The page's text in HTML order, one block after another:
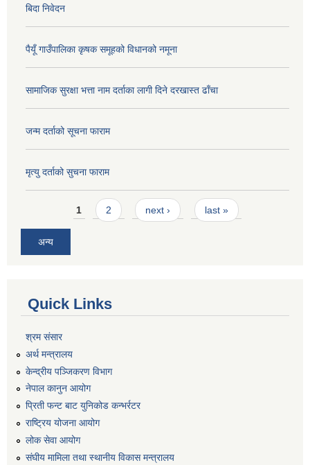
बिदा निवेदन
पैयूँ गाउँपालिका कृषक समूहको विधानको नमूना
सामाजिक सुरक्षा भत्ता नाम दर्ताका लागी दिने दरखास्त ढाँचा
जन्म दर्ताको सूचना फाराम
मृत्यु दर्ताको सुचना फाराम
Pages1 2 next › last »
अन्य
Quick Links
श्रम संसार
अर्थ मन्त्रालय
केन्द्रीय पञ्जिकरण विभाग
नेपाल कानुन आयोग
प्रिती फन्ट बाट युनिकोड कन्भर्रटर
राष्ट्रिय योजना आयोग
लोक सेवा आयोग
संघीय मामिला तथा स्थानीय विकास मन्त्रालय